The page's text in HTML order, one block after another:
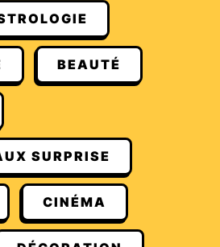
BEAUTÉ
SURPRISE
CINÉMA